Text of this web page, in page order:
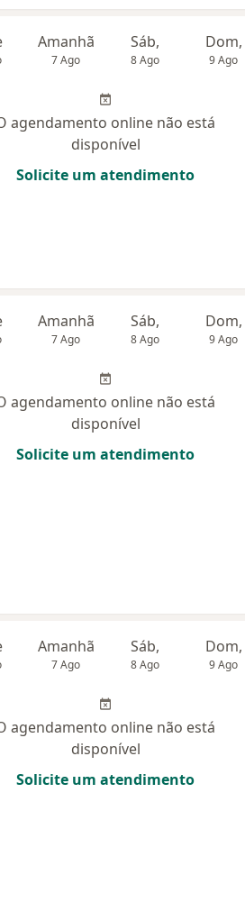
Amanhã
7 Ago
Sáb,
8 Ago
Dom,
9 Ago
agendamento online não está
disponível
Solicite um atendimento
Amanhã
7 Ago
Sáb,
8 Ago
Dom,
9 Ago
agendamento online não está
disponível
Solicite um atendimento
Amanhã
7 Ago
Sáb,
8 Ago
Dom,
9 Ago
agendamento online não está
disponível
Solicite um atendimento